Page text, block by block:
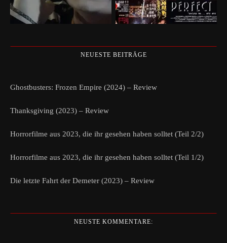
NEUESTE BEITRÄGE
Ghostbusters: Frozen Empire (2024) – Review
Thanksgiving (2023) – Review
Horrorfilme aus 2023, die ihr gesehen haben solltet (Teil 2/2)
Horrorfilme aus 2023, die ihr gesehen haben solltet (Teil 1/2)
Die letzte Fahrt der Demeter (2023) – Review
NEUSTE KOMMENTARE: